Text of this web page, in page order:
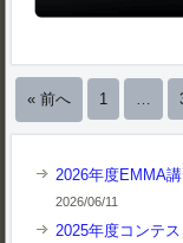
« 前へ 1
2026年度EMMA
2026/06/11
2025年度コンテ